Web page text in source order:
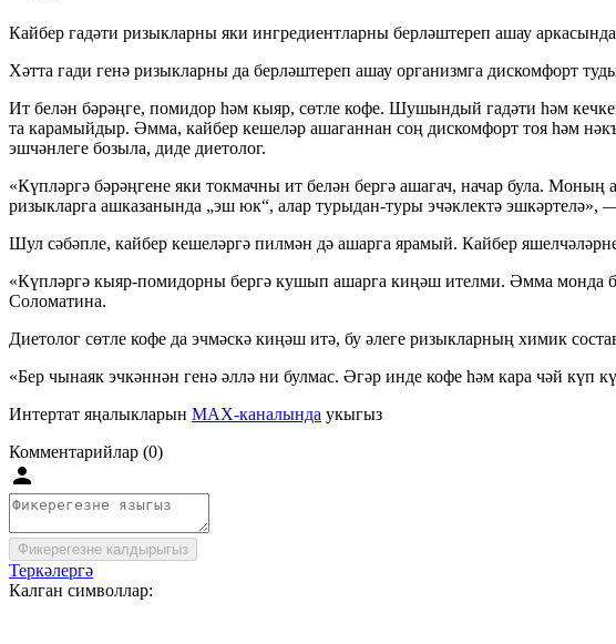
Кайбер гадәти ризыкларны яки ингредиентларны берләштереп ашау
Хәтта гади генә ризыкларны да берләштереп ашау организмга дискомфорт
Ит белән бәрәңге, помидор һәм кыяр, сөтле кофе. Шушындый гадәти һәм
та карамыйдыр. Әмма, кайбер кешеләр ашаганнан соң дискомфорт тоя һәм
эшчәнлеге бозыла, диде диетолог.
«Күпләргә бәрәңгене яки токмачны ит белән бергә ашагач, начар була.
ризыкларга ашказанында „эш юк“, алар турыдан-туры эчәклектә эшкәртелә»,
Шул сәбәпле, кайбер кешеләргә пилмән дә ашарга ярамый. Кайбер
«Күпләргә кыяр-помидорны бергә кушып ашарга киңәш ителми. Әмма монда
Соломатина.
Диетолог сөтле кофе да эчмәскә киңәш итә, бу әлеге ризыкларның химик
«Бер чынаяк эчкәннән генә әллә ни булмас. Әгәр инде кофе һәм кара чәй
Интертат яңалыкларын MAX-каналында укыгыз
Комментарийлар (0)
Фикерегезне калдырыгыз
Теркәлергә
Калган символлар: